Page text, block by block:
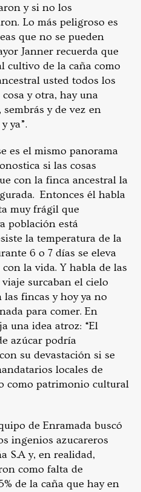
y si no los
Lo más peligroso es
que no se pueden
Janner recuerda que
cultivo de la caña como
usted todos los
y otra, hay una
y de vez en
ya”.
es el mismo panorama
si las cosas
con la finca ancestral la
Entonces él habla
muy frágil que
población está
la temperatura de la
6 o 7 días se eleva
la vida. Y habla de las
surcaban el cielo
las fincas y hoy ya no
para comer. En
una idea atroz: “El
azúcar podría
su devastación si se
locales de
como patrimonio cultural
de Enramada buscó
ingenios azucareros
S.A y, en realidad,
como falta de
de la caña que hay en